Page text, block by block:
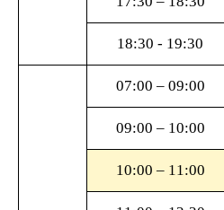
18:30 - 19:30
07:00 – 09:00
09:00 – 10:00
10:00 – 11:00